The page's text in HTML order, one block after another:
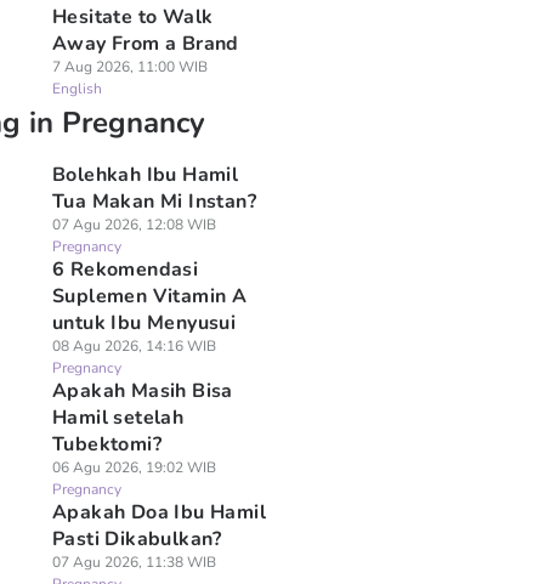
Hesitate to Walk
Away From a Brand
7 Aug 2026, 11:00 WIB
English
in Pregnancy
Bolehkah Ibu Hamil
Tua Makan Mi Instan?
07 Agu 2026, 12:08 WIB
Pregnancy
6 Rekomendasi
Suplemen Vitamin A
untuk Ibu Menyusui
08 Agu 2026, 14:16 WIB
Pregnancy
Apakah Masih Bisa
Hamil setelah
Tubektomi?
06 Agu 2026, 19:02 WIB
Pregnancy
Apakah Doa Ibu Hamil
Pasti Dikabulkan?
07 Agu 2026, 11:38 WIB